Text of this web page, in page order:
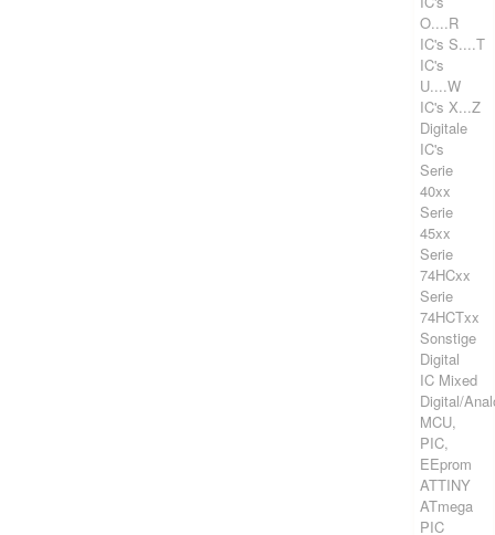
O....R
IC's S....T
IC's
U....W
IC's X...Z
Digitale
IC's
Serie
40xx
Serie
45xx
Serie
74HCxx
Serie
74HCTxx
Sonstige
Digital
IC Mixed
Digital/
MCU,
PIC,
EEprom
ATTINY
ATmega
PIC